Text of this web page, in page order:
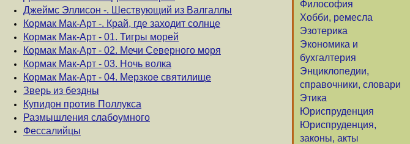
Философия
Хобби, ремесла
Эзотерика
Экономика и
бухгалтерия
Энциклопедии,
справочники, словари
Этика
Юриспруденция
Юриспруденция,
законы, акты
Джеймс Эллисон -. Шествующий из Валгаллы
Кормак Мак-Арт -. Край, где заходит солнце
Кормак Мак-Арт - 01. Тигры морей
Кормак Мак-Арт - 02. Мечи Северного моря
Кормак Мак-Арт - 03. Ночь волка
Кормак Мак-Арт - 04. Мерзкое святилище
Зверь из бездны
Купидон против Поллукса
Размышления слабоумного
Фессалийцы